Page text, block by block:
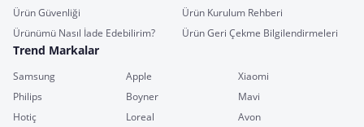
Ürün Güvenliği
Ürün Kurulum Rehberi
Ürünümü Nasıl İade Edebilirim?
Ürün Geri Çekme Bilgilendirmeleri
Trend Markalar
Samsung Apple
Xiaomi
Philips
Boyner
Mavi
Hotiç
Loreal
Avon